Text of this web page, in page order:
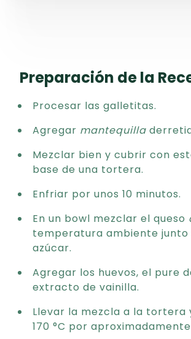
Preparación de la
Procesar las galletitas.
Agregar mantequilla
Mezclar bien y cubrir con
base de una tortera.
Enfriar por unos 10 minutos.
En un bowl mezclar el queso
temperatura ambiente junto
azúcar.
Agregar los huevos, el pure
extracto de vainilla.
Llevar la mezcla a la tortera
170 °C por aproximadamente